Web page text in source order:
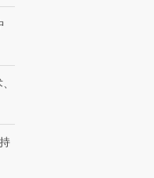
商旅对话】华住集团